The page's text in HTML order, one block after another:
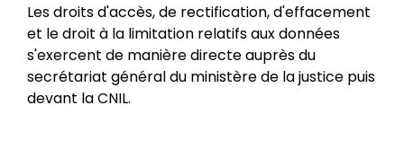
Les droits d'accès, de rectification, d'effacement
et le droit à la limitation relatifs aux données
s'exercent de manière directe auprès du
secrétariat général du ministère de la justice puis
devant la CNIL.